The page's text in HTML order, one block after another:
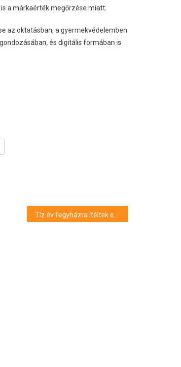
a márkaérték megőrzése miatt.
az oktatásban, a gyermekvédelemben
és digitális formában is